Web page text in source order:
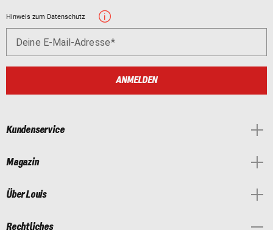
Hinweis zum Datenschutz
Deine E-Mail-Adresse
ANMELDEN
Kundenservice
Magazin
Über Louis
Rechtliches